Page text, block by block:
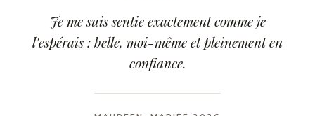
Je me suis sentie exactement comme je
l'espérais : belle, moi-même et pleinement en
confiance.
Un rendu naturel, élégant et parfaitement
réalisé : malgré une canicule exceptionnelle,
tout est resté impeccable jusqu'au bout de la